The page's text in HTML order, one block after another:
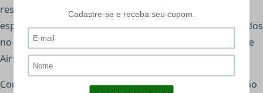
resistência maior contra água e proteção contra galhos,
espinhos e demais obstáculos que podem ser encontrados
no caminhos assim como o impacto das BBs em jogos de
Airsoft.
Composição: Tecido Rip Stop 67% Poliéster e 33% algodão